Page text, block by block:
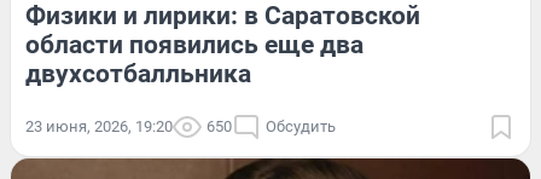
Физики и лирики: в Саратовской
области появились еще два
двухсотбалльника
23 июня, 2026, 19:20 650 Обсудить